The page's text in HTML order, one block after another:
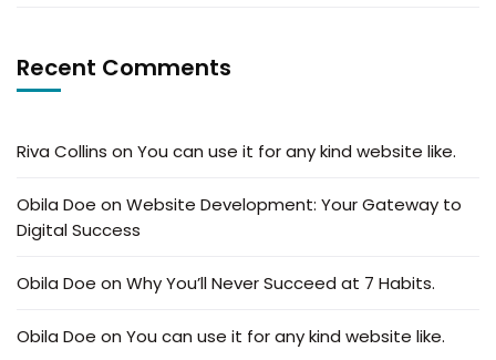
Recent Comments
Riva Collins on You can use it for any kind website like.
Obila Doe on Website Development: Your Gateway to
Digital Success
Obila Doe on Why You’ll Never Succeed at 7 Habits.
Obila Doe on You can use it for any kind website like.